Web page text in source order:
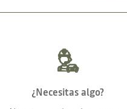
¿Necesitas algo?